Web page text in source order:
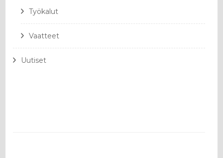
Työkalut
Vaatteet
Uutiset